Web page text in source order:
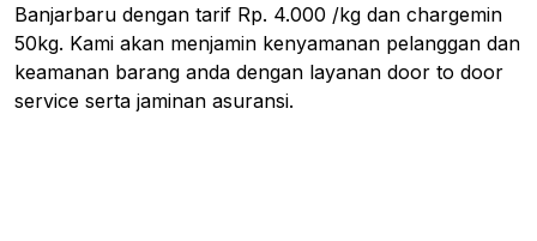
Banjarbaru dengan tarif Rp. 4.000 /kg dan chargemin
50kg. Kami akan menjamin kenyamanan pelanggan dan
keamanan barang anda dengan layanan door to door
service serta jaminan asuransi.